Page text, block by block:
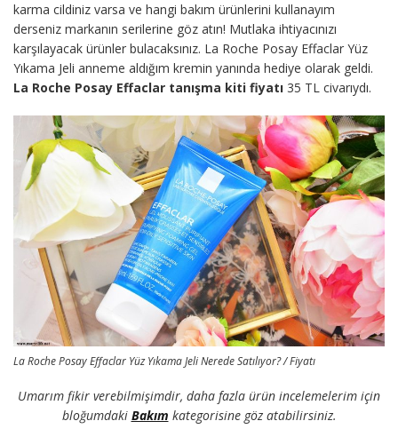
karma cildiniz varsa ve hangi bakım ürünlerini kullanayım
derseniz markanın serilerine göz atın! Mutlaka ihtiyacınızı
karşılayacak ürünler bulacaksınız. La Roche Posay Effaclar Yüz
Yıkama Jeli anneme aldığım kremin yanında hediye olarak geldi.
La Roche Posay Effaclar tanışma kiti fiyatı 35 TL civarıydı.
La Roche Posay Effaclar Yüz Yıkama Jeli Nerede Satılıyor? / Fiyatı
Umarım fikir verebilmişimdir, daha fazla ürün incelemelerim için
bloğumdaki Bakım kategorisine göz atabilirsiniz.